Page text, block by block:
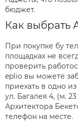
бюджет.
Как выбрать
При покупке бу
площадках не
проверить
eplio вы можете
приехать в одно
ул. Багалея 4, (м.
Архитектора
телефон на месте.